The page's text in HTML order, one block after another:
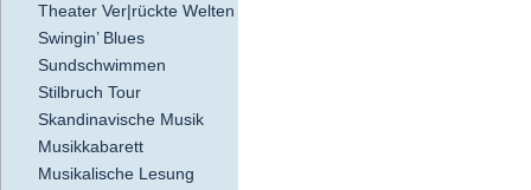
Theater Ver|rückte Welten
Swingin’ Blues
Sundschwimmen
Stilbruch Tour
Skandinavische Musik
Musikkabarett
Musikalische Lesung